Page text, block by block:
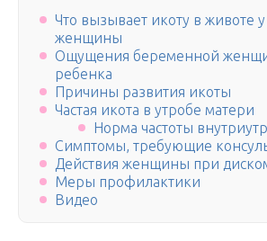
Что вызывает икоту в животе
женщины
Ощущения беременной
ребенка
Причины развития икоты
Частая икота в утробе матери
Норма частоты
Симптомы, требующие
Действия женщины при
Меры профилактики
Видео